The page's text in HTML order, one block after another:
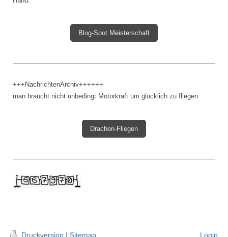
Blog-Spot Meisterschaft
+++NachrichtenArchiv++++++
man braucht nicht unbedingt Motorkraft um glücklich zu fliegen
Drachen-Fliegen
Druckversion | Sitemap Login